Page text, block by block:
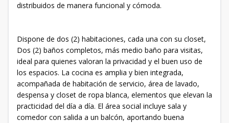
distribuidos de manera funcional y cómoda.
Dispone de dos (2) habitaciones, cada una con su closet,
Dos (2) baños completos, más medio baño para visitas,
ideal para quienes valoran la privacidad y el buen uso de
los espacios. La cocina es amplia y bien integrada,
acompañada de habitación de servicio, área de lavado,
despensa y closet de ropa blanca, elementos que elevan la
practicidad del día a día. El área social incluye sala y
comedor con salida a un balcón, aportando buena